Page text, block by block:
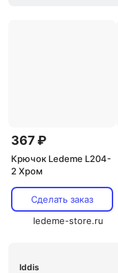
367 ₽
Крючок Ledeme L204-
2 Хром
Сделать заказ
ledeme-store.ru
Iddis